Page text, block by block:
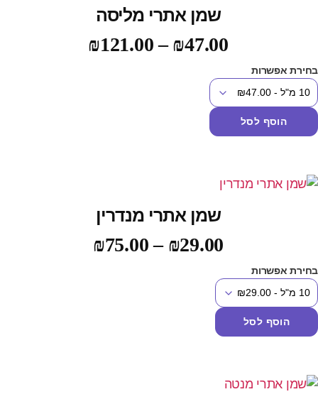
שמן אתרי מליסה
₪47.00
–
₪121.00
אפשרות
הוסף לסל
שמן אתרי מנדרין
₪29.00
–
₪75.00
אפשרות
הוסף לסל